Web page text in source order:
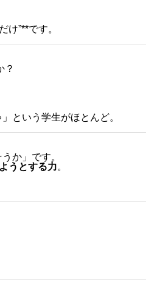
”**です。
？
という学生がほとんど。
か」です。
うとする力。